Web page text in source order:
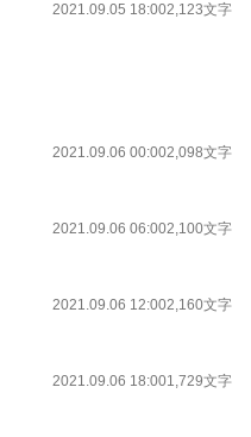
2021.09.05 18:002,123文字
2021.09.06 00:002,098文字
2021.09.06 06:002,100文字
2021.09.06 12:002,160文字
2021.09.06 18:001,729文字